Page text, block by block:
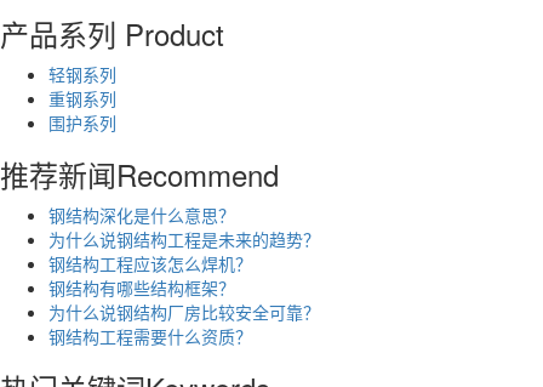
产品系列 Product
轻钢系列
重钢系列
围护系列
推荐新闻Recommend
钢结构深化是什么意思？
为什么说钢结构工程是未来的趋势？
钢结构工程应该怎么焊机？
钢结构有哪些结构框架？
为什么说钢结构厂房比较安全可靠？
钢结构工程需要什么资质？